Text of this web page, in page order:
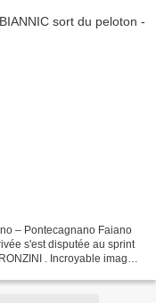
– Pontecagnano Faiano
s'est disputée au sprint
. Incroyable image,